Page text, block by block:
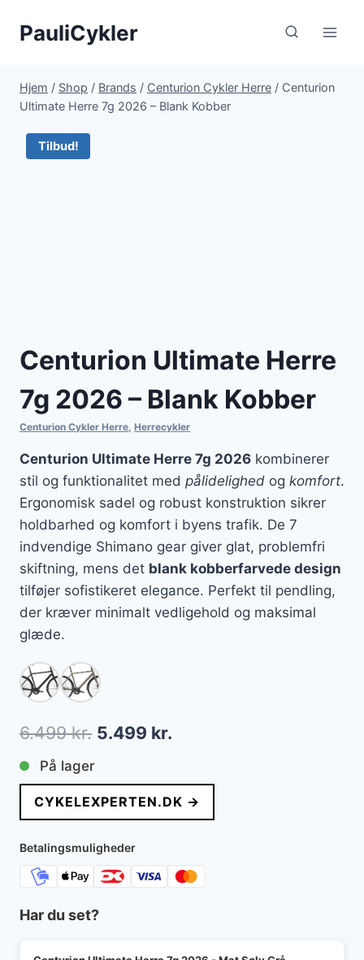
PauliCykler
Hjem / Shop / Brands / Centurion Cykler Herre / Centurion
Ultimate Herre 7g 2026 – Blank Kobber
Tilbud!
Centurion Ultimate Herre
7g 2026 – Blank Kobber
Centurion Cykler Herre Herrecykler
Centurion Ultimate Herre 7g 2026 kombinerer
stil og funktionalitet med pålidelighed og komfort.
Ergonomisk sadel og robust konstruktion sikrer
holdbarhed og komfort i byens trafik. De 7
indvendige Shimano gear giver glat, problemfri
skiftning, mens det blank kobberfarvede design
tilføjer sofistikeret elegance. Perfekt til pendling,
der kræver minimalt vedligehold og maksimal
glæde.
6.499kr. Den
pris
var:
6.499 kr..
5.499 kr.
pris
er:
På lager
CYKELEXPERTEN.DK →
Betalingsmuligheder
Har du set?